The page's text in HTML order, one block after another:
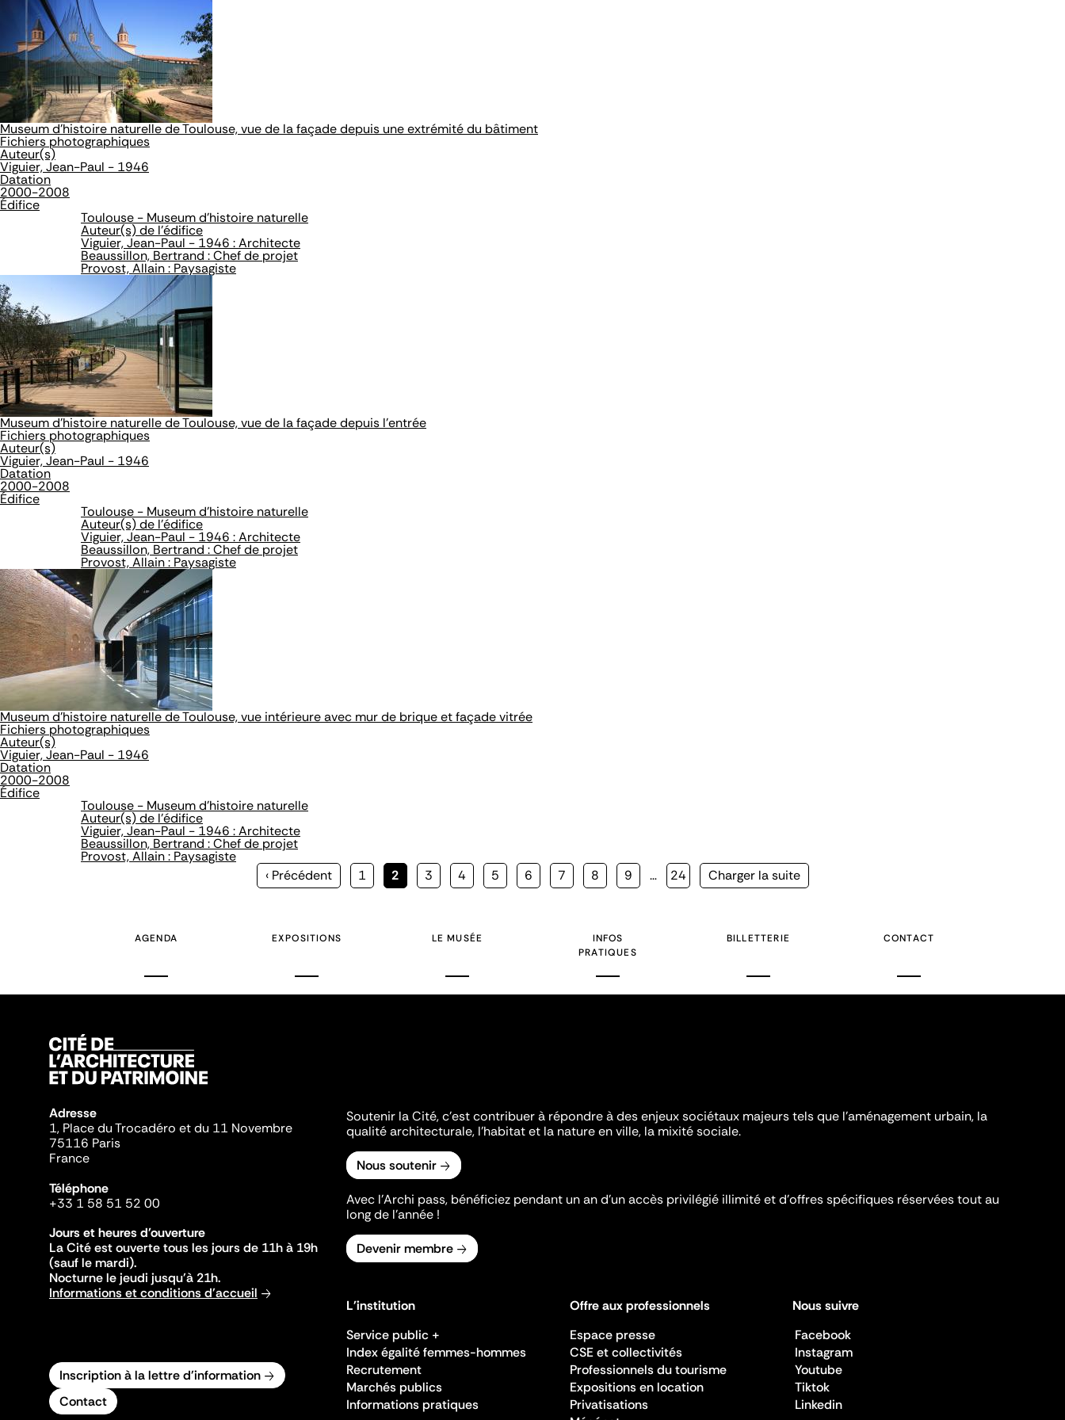
Museum d'histoire naturelle de Toulouse, vue de la façade depuis une extrémité du bâtiment
Fichiers photographiques
Auteur(s)
Viguier, Jean-Paul - 1946
Datation
2000-2008
Édifice
Toulouse - Museum d'histoire naturelle
Auteur(s) de l'édifice
Viguier, Jean-Paul - 1946 : Architecte
Beaussillon, Bertrand : Chef de projet
Provost, Allain : Paysagiste
Museum d'histoire naturelle de Toulouse, vue de la façade depuis l'entrée
Fichiers photographiques
Auteur(s)
Viguier, Jean-Paul - 1946
Datation
2000-2008
Édifice
Toulouse - Museum d'histoire naturelle
Auteur(s) de l'édifice
Viguier, Jean-Paul - 1946 : Architecte
Beaussillon, Bertrand : Chef de projet
Provost, Allain : Paysagiste
Museum d'histoire naturelle de Toulouse, vue intérieure avec mur de brique et façade vitrée
Fichiers photographiques
Auteur(s)
Viguier, Jean-Paul - 1946
Datation
2000-2008
Édifice
Toulouse - Museum d'histoire naturelle
Auteur(s) de l'édifice
Viguier, Jean-Paul - 1946 : Architecte
Beaussillon, Bertrand : Chef de projet
Provost, Allain : Paysagiste
Page
‹ Précédent Page
1
Page
2 Page
3 Page
4 Page
5 Page
6 Page
7 Page
8 Page
9 … Page
24
Page
Charger la suite
AGENDA EXPOSITIONS LE MUSÉE
INFOS
PRATIQUES
BILLETTERIE CONTACT
Adresse
1, Place du Trocadéro et du 11 Novembre
75116 Paris
France
Téléphone
+33 1 58 51 52 00
Jours et heures d'ouverture
La Cité est ouverte tous les jours de 11h à 19h
(sauf le mardi).
Nocturne le jeudi jusqu'à 21h.
Informations et conditions d'accueil
Inscription à la lettre d'information
Contact
Soutenir la Cité, c'est contribuer à répondre à des enjeux sociétaux majeurs tels que l'aménagement urbain, la
qualité architecturale, l'habitat et la nature en ville, la mixité sociale.
Nous soutenir
Avec l’Archi pass, bénéficiez pendant un an d’un accès privilégié illimité et d’offres spécifiques réservées tout au
long de l’année !
Devenir membre
L'institution
Service public +
Index égalité femmes-hommes
Recrutement
Marchés publics
Informations pratiques
Offre aux professionnels
Espace presse
CSE et collectivités
Professionnels du tourisme
Expositions en location
Privatisations
Nous suivre
Facebook
Instagram
Youtube
Tiktok
Linkedin